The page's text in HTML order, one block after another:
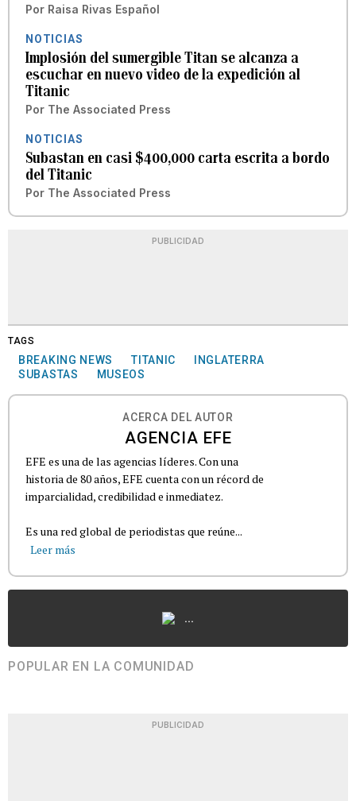
Por Raisa Rivas Español
NOTICIAS
Implosión del sumergible Titan se alcanza a
escuchar en nuevo video de la expedición al
Titanic
Por The Associated Press
NOTICIAS
Subastan en casi $400,000 carta escrita a bordo
del Titanic
Por The Associated Press
PUBLICIDAD
TAGS
BREAKING NEWS TITANIC
INGLATERRA
SUBASTAS
MUSEOS
ACERCA DEL AUTOR
AGENCIA EFE
EFE es una de las agencias líderes. Con una
historia de 80 años, EFE cuenta con un récord de
imparcialidad, credibilidad e inmediatez.
Es una red global de periodistas que reúne...
Leer más
...
POPULAR EN LA COMUNIDAD
PUBLICIDAD